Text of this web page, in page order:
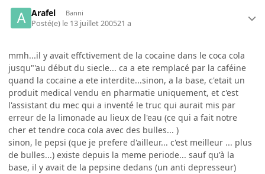
Arafel Banni
Posté(e) le 13 juillet 200521 a
mmh...il y avait effctivement de la cocaine dans le coca cola
jusqu"'au début du siecle... ca a ete remplacé par la caféine
quand la cocaine a ete interdite...sinon, a la base, c'etait un
produit medical vendu en pharmatie uniquement, et c'est
l'assistant du mec qui a inventé le truc qui aurait mis par
erreur de la limonade au lieux de l'eau (ce qui a fait notre
cher et tendre coca cola avec des bulles... )
sinon, le pepsi (que je prefere d'ailleur... c'est meilleur ... plus
de bulles...) existe depuis la meme periode... sauf qu'à la
base, il y avait de la pepsine dedans (un anti depresseur)